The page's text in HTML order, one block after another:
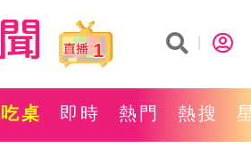
1
桌 即時 熱門 熱搜